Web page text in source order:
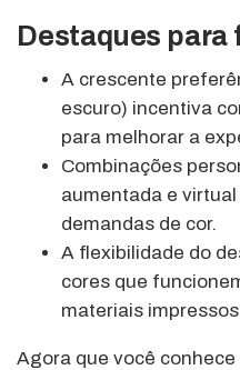
Destaques para
A crescente
escuro) incentiva
para melhorar a
Combinações
aumentada e
demandas de cor.
A flexibilidade do
cores que
materiais
Agora que você